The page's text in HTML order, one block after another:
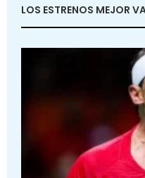
LOS ESTRENOS MEJOR